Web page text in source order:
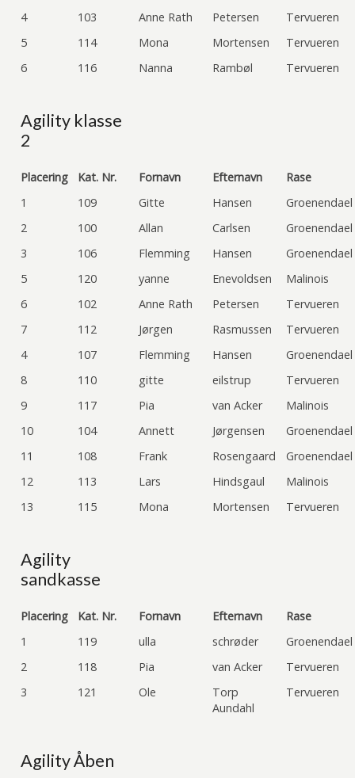
4
103 Anne Rath Petersen
Tervueren
5
114 Mona Mortensen
Tervueren
6
116 Nanna Rambøl Tervueren
Agility klasse
2
Placering Kat. Nr. Fornavn Efternavn
Rase
1
109 Gitte Hansen
Groenendael
2
100 Allan Carlsen
Groenendael
3
106 Flemming Hansen
Groenendael
5
120 yanne Enevoldsen
Malinois
6
102 Anne Rath Petersen
Tervueren
7
112 Jørgen Rasmussen
Tervueren
4
107 Flemming Hansen
Groenendael
8
110 gitte eilstrup
Tervueren
9
117 Pia van Acker
Malinois
10
104 Annett Jørgensen
Groenendael
11
108 Frank Rosengaard
Groenendael
12
113 Lars Hindsgaul
Malinois
13
115 Mona Mortensen Tervueren
Agility
sandkasse
Placering Kat. Nr. Fornavn Efternavn
Rase
1
119 ulla schrøder
Groenendael
2
118 Pia van Acker
Tervueren
3
121 Ole
Torp
Aundahl
Tervueren
Agility Åben